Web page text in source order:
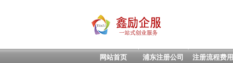
网站首页 浦东注册公司 注册流程费用